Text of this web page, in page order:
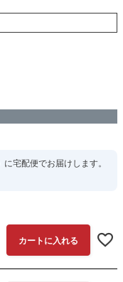
に宅配便でお届けします。
カートに入れる